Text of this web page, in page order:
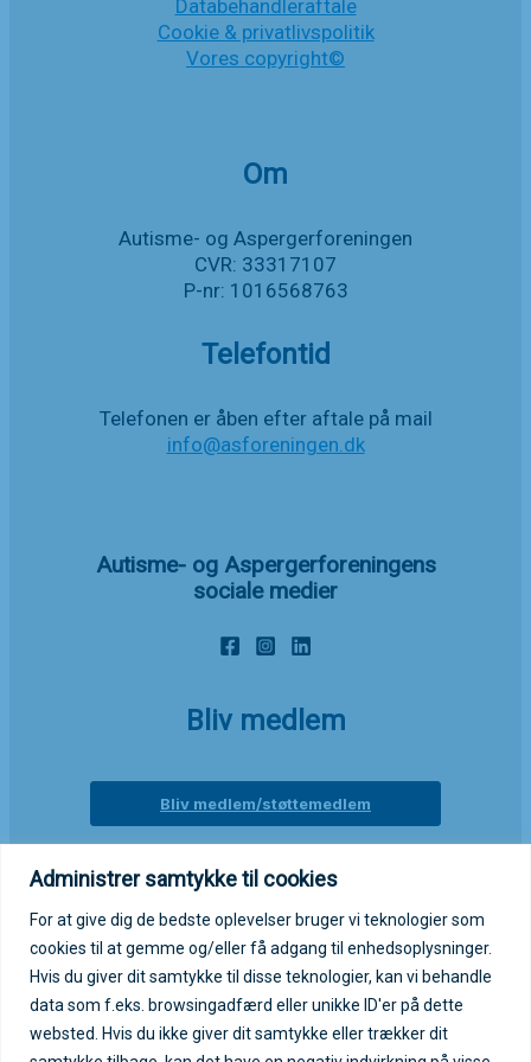
Administrer samtykke til cookies
For at give dig de bedste oplevelser bruger vi teknologier som
cookies til at gemme og/eller få adgang til enhedsoplysninger.
Hvis du giver dit samtykke til disse teknologier, kan vi behandle
data som f.eks. browsingadfærd eller unikke ID'er på dette
websted. Hvis du ikke giver dit samtykke eller trækker dit
Databehandleraftale
Cookie & privatlivspolitik
Vores copyright©
Om
Autisme- og Aspergerforeningen
CVR: 33317107
P-nr: 1016568763
Telefontid
Telefonen er åben efter aftale på mail
info@asforeningen.dk
Autisme- og Aspergerforeningens
sociale medier
Bliv medlem
Bliv medlem/støttemedlem
Login på medlemsportal
Log ind på medlemsportal